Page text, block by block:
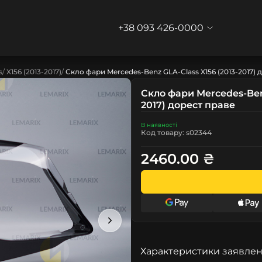
+38 093 426-0000
X156 (2013-2017) Скло фари Mercedes-Benz GLA-Class X156 (2013-2017)
Скло фари Mercedes-
2017) дорест праве
В наявності
Код товару: s02344
2460.00 ₴
Характеристики